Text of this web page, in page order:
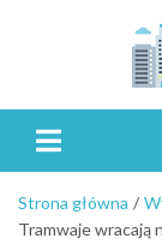
Strona główna
Tramwaje wracają